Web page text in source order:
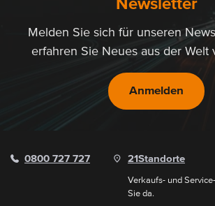
Newsletter
Melden Sie sich für unseren
erfahren Sie Neues aus der Welt
Anmelden
0800 727 727 21 Standorte
Verkaufs- und
Sie da.